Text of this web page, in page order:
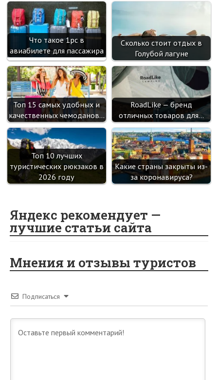
Что такое 1рс в
авиабилете для пассажира
Сколько стоит отдых в
Голубой лагуне
Топ 15 самых удобных и
качественных чемоданов…
RoadLike — бренд
отличных товаров для…
Топ 10 лучших
туристических рюкзаков в
2026 году
Какие страны закрыты из-
за коронавируса?
Яндекс рекомендует —
лучшие статьи сайта
Мнения и отзывы туристов
Подписаться